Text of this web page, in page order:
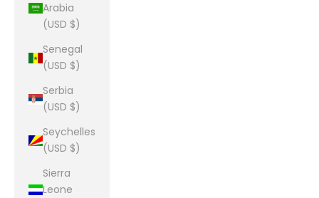
Arabia
(USD $)
Senegal
(USD $)
Serbia
(USD $)
Seychelles
(USD $)
Sierra
Leone